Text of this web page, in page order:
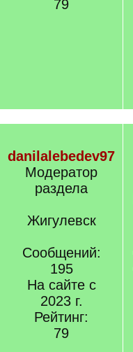
79
danilalebedev97
Модератор
раздела
Жигулевск
Сообщений:
195
На сайте с
2023 г.
Рейтинг:
79